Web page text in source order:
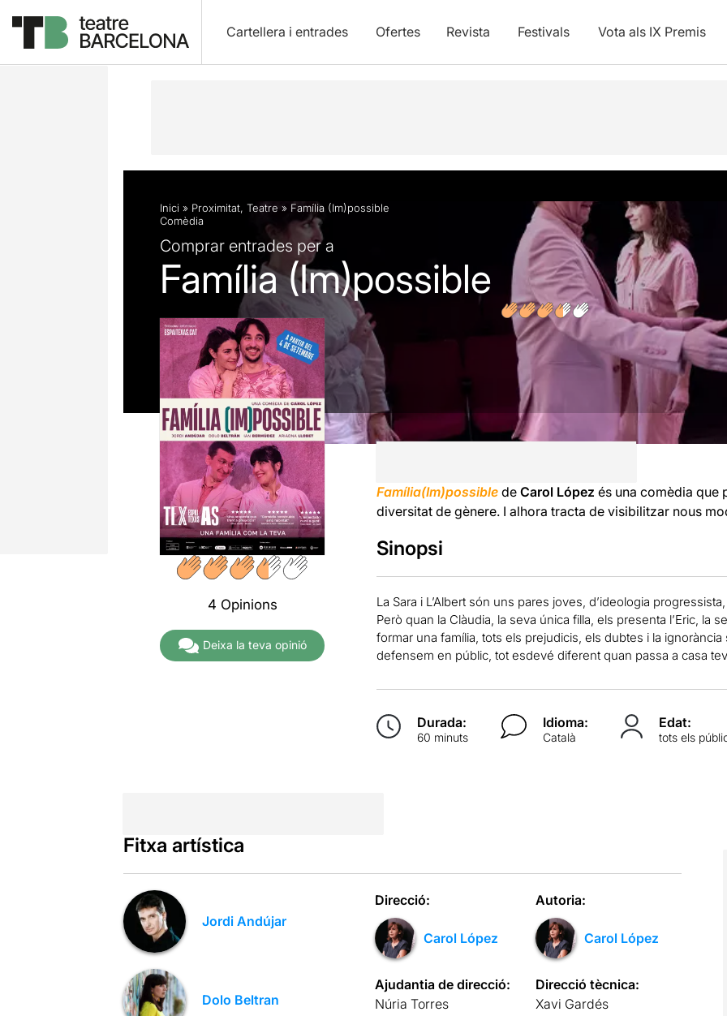
Cartellera i entrades Ofertes Revista Festivals Vota als IX Premis
Descripció Fitxa artística Fotos i vídeos Opinions Articles
Inici » Proximitat, Teatre » Família (Im)possible
Comèdia
Comprar entrades per a
Família (Im)possible
4 Opinions
Deixa la teva opinió
Família(Im)possiblede Carol López és una comèdia que
diversitat de gènere. I alhora tracta de visibilitzar nous
Sinopsi
La Sara i L’Albert són uns pares joves, d’ideologia
Però quan la Clàudia, la seva única filla, els presenta l’Eric, la
formar una família, tots els prejudicis, els dubtes i la
defensem en públic, tot esdevé diferent quan passa a casa
Durada:
60 minuts
Idioma:
Català
Edat:
tots els
Fitxa artística
Jordi Andújar
Dolo Beltran
Direcció:
Carol López
Autoria:
Carol López
Ajudantia de direcció:
Núria Torres
Direcció tècnica:
Xavi Gardés